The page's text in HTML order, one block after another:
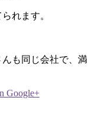
れます。
も同じ会社で、満
Google+